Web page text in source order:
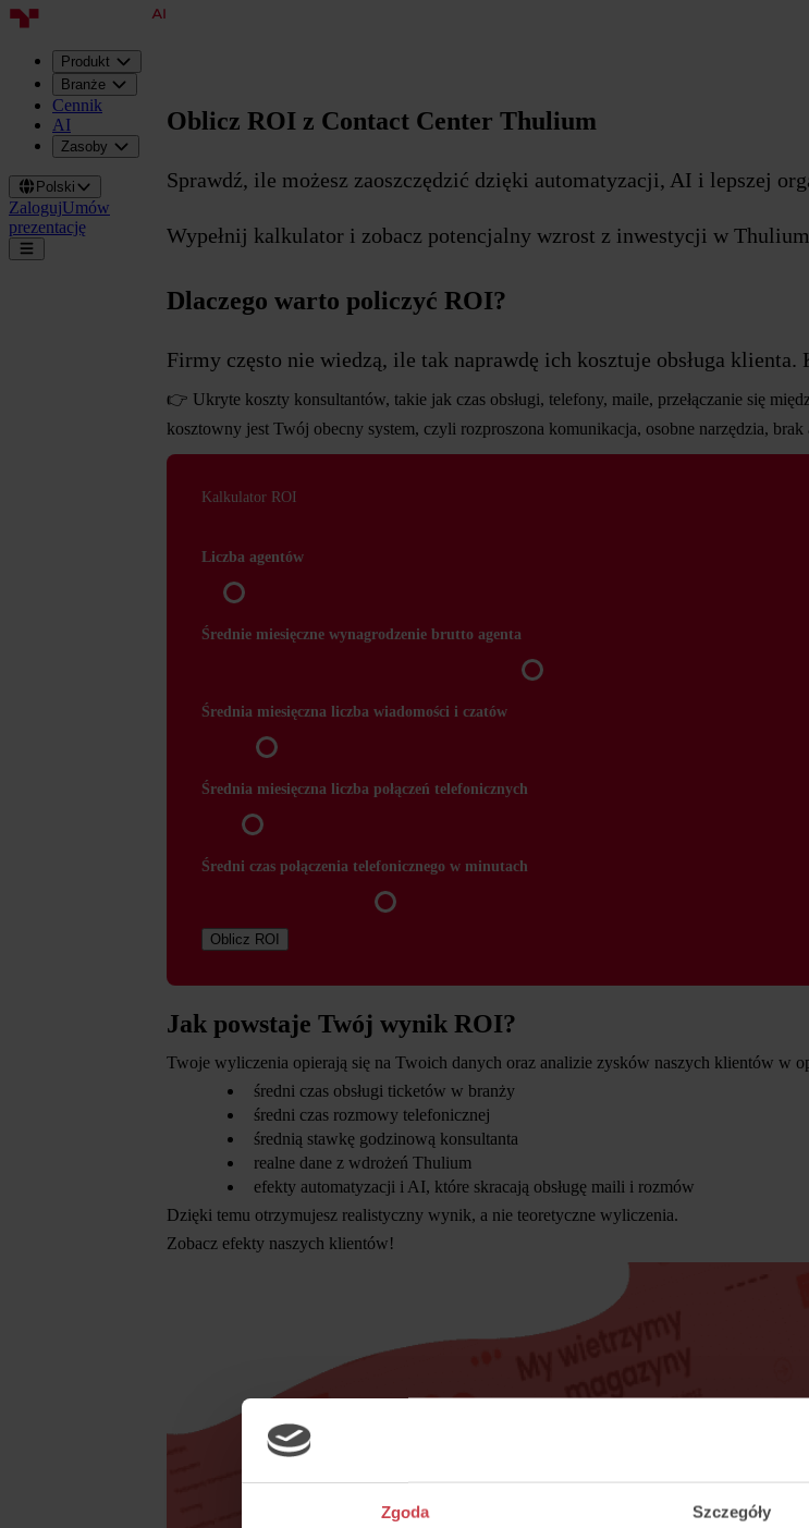
Zgoda Szczegóły
Produkt
Branże
Cennik
AI
Zasoby
Polski
ZalogujUmów
prezentację
Oblicz ROI z Contact Center Thulium
Sprawdź, ile możesz zaoszczędzić dzięki automatyzacji, AI i lepszej
Wypełnij kalkulator i zobacz potencjalny wzrost z inwestycji w
Dlaczego warto policzyć ROI?
Firmy często nie wiedzą, ile tak naprawdę ich kosztuje obsługa klienta.
👉 Ukryte koszty konsultantów, takie jak czas obsługi, telefony, maile, przełączanie się
kosztowny jest Twój obecny system, czyli rozproszona komunikacja, osobne narzędzia,
Kalkulator ROI
Liczba agentów
Średnie miesięczne wynagrodzenie brutto agenta
Średnia miesięczna liczba wiadomości i czatów
Średnia miesięczna liczba połączeń telefonicznych
Średni czas połączenia telefonicznego w minutach
Oblicz ROI
Jak powstaje Twój wynik ROI?
Twoje wyliczenia opierają się na Twoich danych oraz analizie zysków naszych klientów w
średni czas obsługi ticketów w branży
średni czas rozmowy telefonicznej
średnią stawkę godzinową konsultanta
realne dane z wdrożeń Thulium
efekty automatyzacji i AI, które skracają obsługę maili i rozmów
Dzięki temu otrzymujesz realistyczny wynik, a nie teoretyczne wyliczenia.
Zobacz efekty naszych klientów!